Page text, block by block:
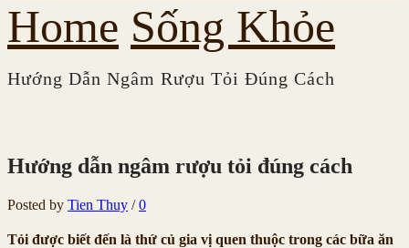
Home Sống Khỏe
Hướng Dẫn Ngâm Rượu Tỏi Đúng Cách
Hướng dẫn ngâm rượu tỏi đúng cách
Posted by Tien Thuy / 0
Tỏi được biết đến là thứ củ gia vị quen thuộc trong các bữa ăn